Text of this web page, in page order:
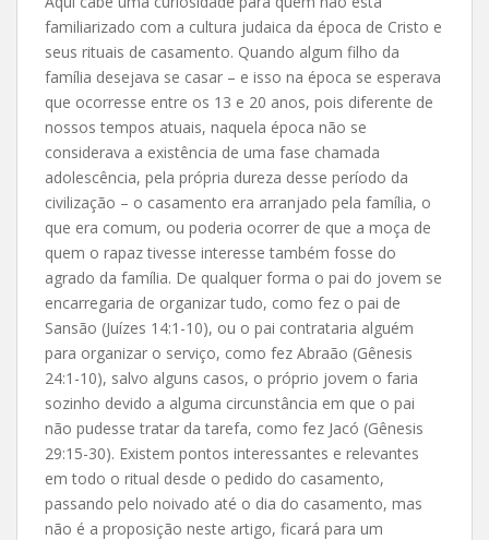
familiarizado com a cultura judaica da época de Cristo e
seus rituais de casamento. Quando algum filho da
família desejava se casar – e isso na época se esperava
que ocorresse entre os 13 e 20 anos, pois diferente de
nossos tempos atuais, naquela época não se
considerava a existência de uma fase chamada
adolescência, pela própria dureza desse período da
civilização – o casamento era arranjado pela família, o
que era comum, ou poderia ocorrer de que a moça de
quem o rapaz tivesse interesse também fosse do
agrado da família. De qualquer forma o pai do jovem se
encarregaria de organizar tudo, como fez o pai de
Sansão (Juízes 14:1-10), ou o pai contrataria alguém
para organizar o serviço, como fez Abraão (Gênesis
24:1-10), salvo alguns casos, o próprio jovem o faria
sozinho devido a alguma circunstância em que o pai
não pudesse tratar da tarefa, como fez Jacó (Gênesis
29:15-30). Existem pontos interessantes e relevantes
em todo o ritual desde o pedido do casamento,
passando pelo noivado até o dia do casamento, mas
não é a proposição neste artigo, ficará para um